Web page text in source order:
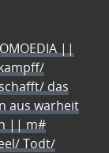
||
das
aus warheit
|| m#
Todt/